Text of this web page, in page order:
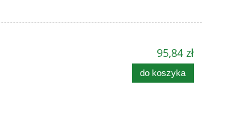
95,84 zł
do koszyka